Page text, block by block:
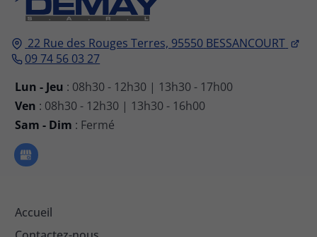
22 Rue des Rouges Terres, 95550 BESSANCOURT
09 74 56 03 27
Lun - Jeu : 08h30 - 12h30 | 13h30 - 17h00
Ven : 08h30 - 12h30 | 13h30 - 16h00
Sam - Dim : Fermé
Accueil